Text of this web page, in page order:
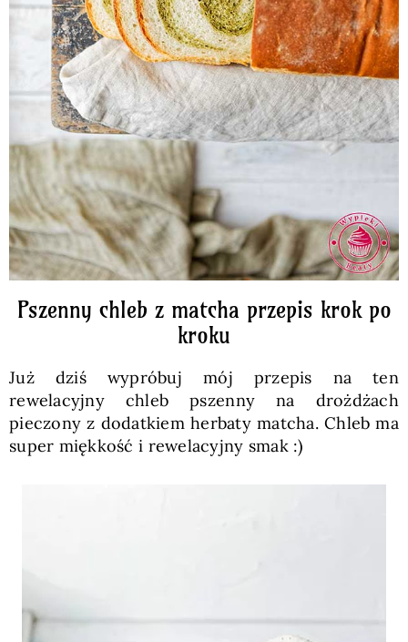
Pszenny chleb z matcha przepis krok po
kroku
Już dziś wypróbuj mój przepis na ten
rewelacyjny chleb pszenny na drożdżach
pieczony z dodatkiem herbaty matcha. Chleb ma
super miękkość i rewelacyjny smak :)